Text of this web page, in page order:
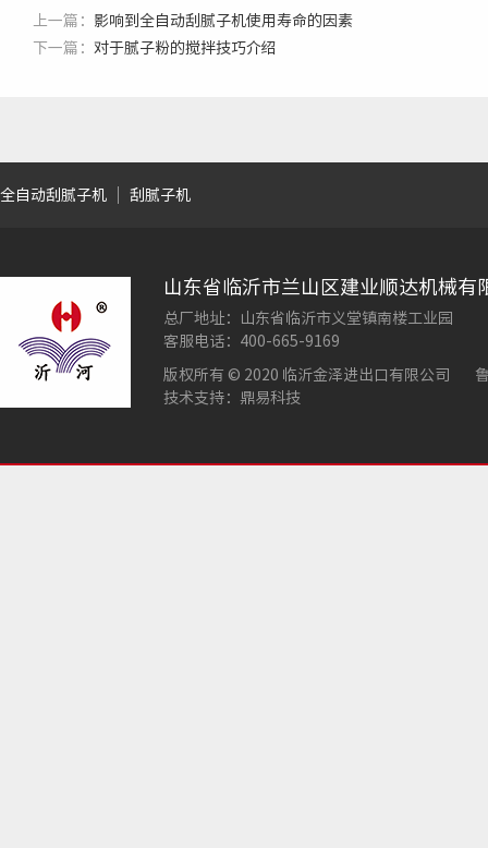
上一篇： 影响到全自动刮腻子机使用寿命的因素
下一篇： 对于腻子粉的搅拌技巧介绍
全自动刮腻子机 刮腻子机
山东省临沂市兰山区建业顺达机械有
总厂地址：山东省临沂市义堂镇南楼工业园
客服电话：400-665-9169
版权所有 © 2020 临沂金泽进出口有限公司
技术支持：鼎易科技